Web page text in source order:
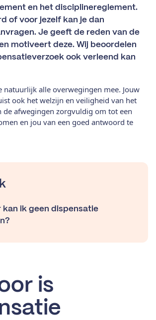
en het disciplinereglement.
of voor jezelf kan je dan
Je geeft de reden van de
motiveert deze. Wij beoordelen
ook verleend kan
natuurlijk alle overwegingen mee. Jouw
ook het welzijn en veiligheid van het
de afwegingen zorgvuldig om tot een
en jou van een goed antwoord te
kan ik geen dispensatie
is